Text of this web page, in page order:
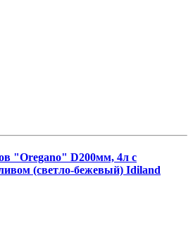
"Oregano" D200мм, 4л с
(светло-бежевый) Idiland